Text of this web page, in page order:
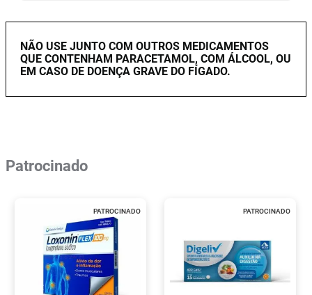
NÃO USE JUNTO COM OUTROS MEDICAMENTOS
QUE CONTENHAM PARACETAMOL, COM ÁLCOOL, OU
EM CASO DE DOENÇA GRAVE DO FÍGADO.
Patrocinado
PATROCINADO PATROCINADO